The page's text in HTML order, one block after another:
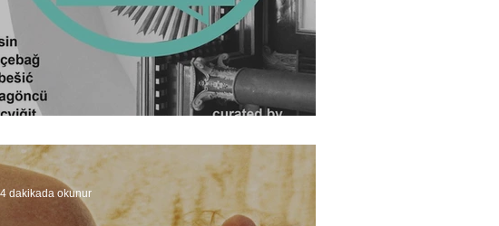
ve diğer şeyler
4 dakikada okunur